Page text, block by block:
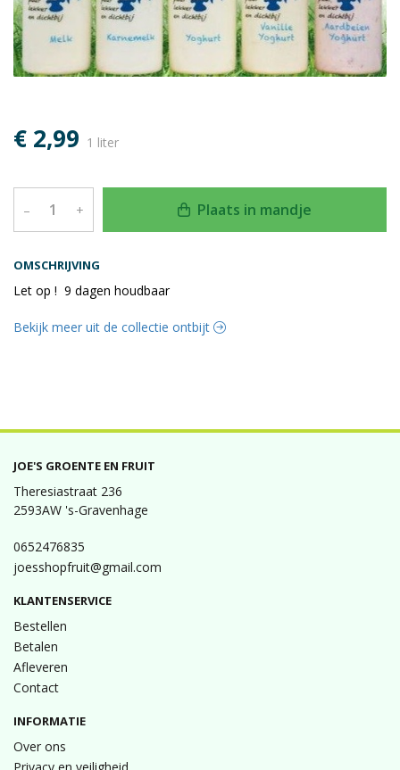
OMSCHRIJVING
Let op ! 9 dagen houdbaar
€ 2,99 1 liter
– + Plaats in mandje
Bekijk meer uit de collectie ontbijt
JOE'S GROENTE EN FRUIT
Theresiastraat 236
2593AW 's-Gravenhage
0652476835
joesshopfruit@gmail.com
KLANTENSERVICE
Bestellen
Betalen
Afleveren
Contact
INFORMATIE
Over ons